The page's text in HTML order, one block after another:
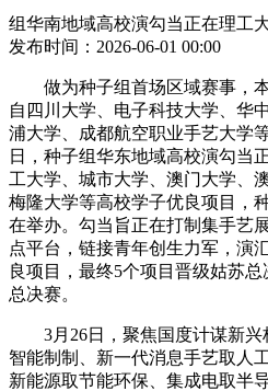
组华南地域高校演勾当正在理工
发布时间：2026-06-01 00:00
做为种子组首场区域赛事，本
自四川大学、电子科技大学、华
浦大学、成都航空职业手艺大学
日，种子组华东地域高校演勾当
工大学、城市大学、澳门大学、
梅隆大学等高校学子优良项目，
在举办。勾当旨正在打制集手艺
点平台，链接青年创生力军，演
良项目，最终5个项目晋级姑苏
总决赛。
3月26日，聚焦国度计谋新兴
智能制制、新一代消息手艺取人
新能源取节能环保、集成电取半